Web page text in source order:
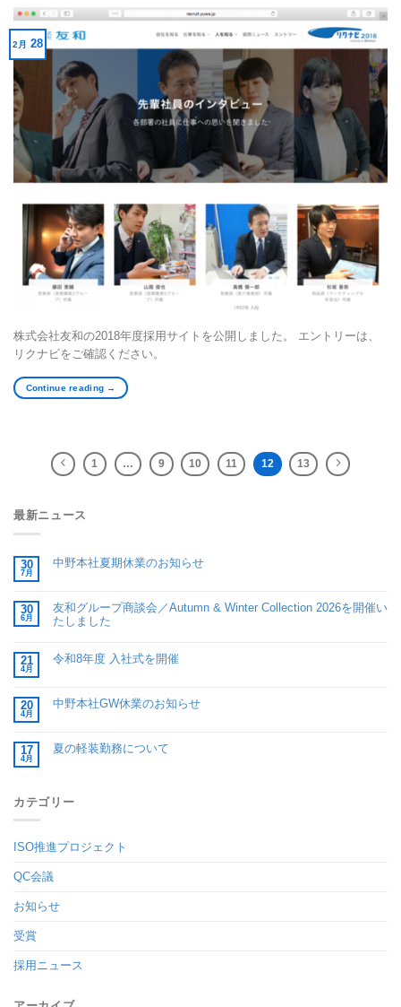
2月 28
株式会社友和の2018年度採用サイトを公開しました。 エントリーは、
リクナビをご確認ください。
Continue reading →
1 … 9 10 11 12 13
最新ニュース
30
7月
中野本社夏期休業のお知らせ
30
6月
友和グループ商談会／Autumn & Winter Collection 2026を開催い
たしました
21
4月
令和8年度 入社式を開催
20
4月
中野本社GW休業のお知らせ
17
4月
夏の軽装勤務について
カテゴリー
ISO推進プロジェクト
QC会議
お知らせ
受賞
採用ニュース